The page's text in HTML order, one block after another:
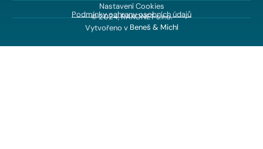
Nastavení Cookies
Podmínky ochrany osobních údajů
© 2024, RAKONET s.r.o.
Vytvořeno v Beneš & Michl